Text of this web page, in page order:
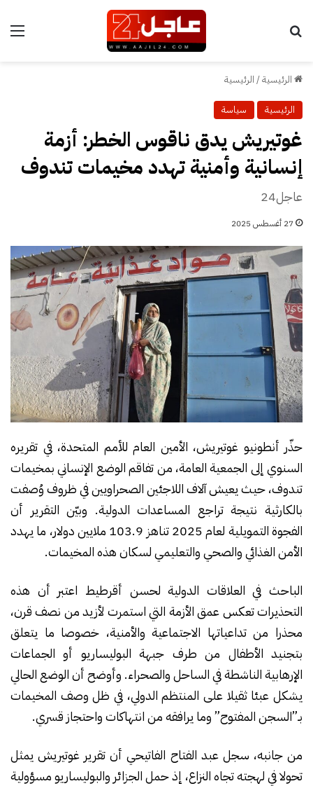
الرئيسية/ الرئيسية
الرئيسية سياسة
غوتيريش يدق ناقوس الخطر: أزمة
إنسانية وأمنية تهدد مخيمات تندوف
عاجل24
27 أغسطس 2025
حذّر أنطونيو غوتيريش، الأمين العام للأمم المتحدة، في تقريره
السنوي إلى الجمعية العامة، من تفاقم الوضع الإنساني بمخيمات
تندوف، حيث يعيش آلاف اللاجئين الصحراويين في ظروف وُصفت
بالكارثية نتيجة تراجع المساعدات الدولية. وبيّن التقرير أن
الفجوة التمويلية لعام 2025 تناهز 103.9 ملايين دولار، ما يهدد
الأمن الغذائي والصحي والتعليمي لسكان هذه المخيمات.
الباحث في العلاقات الدولية لحسن أقرطيط اعتبر أن هذه
التحذيرات تعكس عمق الأزمة التي استمرت لأزيد من نصف قرن،
محذرا من تداعياتها الاجتماعية والأمنية، خصوصا ما يتعلق
بتجنيد الأطفال من طرف جبهة البوليساريو أو الجماعات
الإرهابية الناشطة في الساحل والصحراء. وأوضح أن الوضع الحالي
يشكل عبئا ثقيلا على المنتظم الدولي، في ظل وصف المخيمات
بـ”السجن المفتوح” وما يرافقه من انتهاكات واحتجاز قسري.
من جانبه، سجل عبد الفتاح الفاتيحي أن تقرير غوتيريش يمثل
تحولا في لهجته تجاه النزاع، إذ حمل الجزائر والبوليساريو مسؤولية